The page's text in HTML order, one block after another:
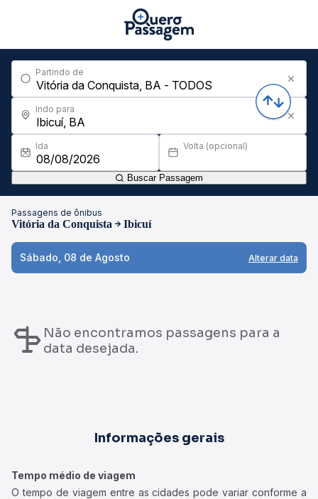
Partindo de
Indo para
Ida Volta (opcional)
Buscar Passagem
Passagens de ônibus
Vitória da Conquista Ibicuí
Sábado, 08 de Agosto Alterar data
Não encontramos passagens para a
data desejada.
Informações gerais
Tempo médio de viagem
O tempo de viagem entre as cidades pode variar conforme a